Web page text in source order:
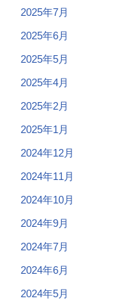
2025年7月
2025年6月
2025年5月
2025年4月
2025年2月
2025年1月
2024年12月
2024年11月
2024年10月
2024年9月
2024年7月
2024年6月
2024年5月